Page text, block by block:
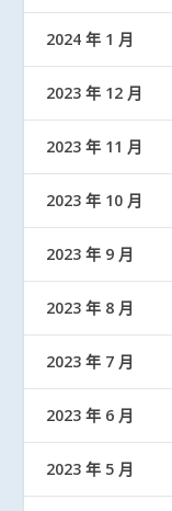
2024 年 1 月
2023 年 12 月
2023 年 11 月
2023 年 10 月
2023 年 9 月
2023 年 8 月
2023 年 7 月
2023 年 6 月
2023 年 5 月